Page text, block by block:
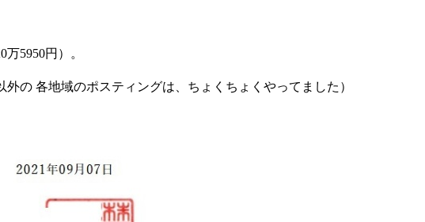
5950円）。
の 各地域のポスティングは、ちょくちょくやってました）